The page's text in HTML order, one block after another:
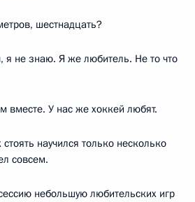
шестнадцать?
я не знаю. Я же любитель. Не то что
вместе. У нас же хоккей любят.
научился только несколько
совсем.
небольшую любительских игр